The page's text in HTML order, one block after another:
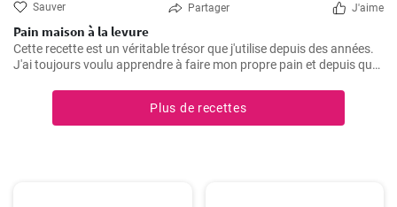
Sauver Partager J'aime
Pain maison à la levure
Cette recette est un véritable trésor que j'utilise depuis des années.
J'ai toujours voulu apprendre à faire mon propre pain et depuis que
goût du pain frais cuit à la maison sont incomparables.
Plus de recettes